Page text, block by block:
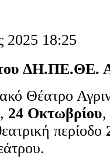
2025 18:25
ΔΗ.ΠΕ.ΘΕ.
Θέατρο
24 Οκτωβρίου,
περίοδο